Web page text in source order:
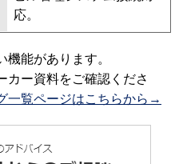
応。
能があります。
カー資料をご確認くださ
一覧ページはこちらから→